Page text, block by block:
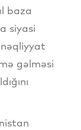
baza
siyasi
gəlməsi